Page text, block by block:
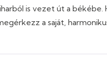
is vezet út a békébe.
a saját,